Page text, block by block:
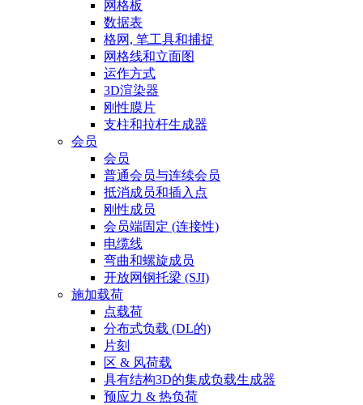
网格板
数据表
格网, 笔工具和捕捉
网格线和立面图
运作方式
3D渲染器
刚性膜片
支柱和拉杆生成器
会员
会员
普通会员与连续会员
抵消成员和插入点
刚性成员
会员端固定 (连接性)
电缆线
弯曲和螺旋成员
开放网钢托梁 (SJI)
施加载荷
点载荷
分布式负载 (DL的)
片刻
区 & 风荷载
具有结构3D的集成负载生成器
预应力 & 热负荷